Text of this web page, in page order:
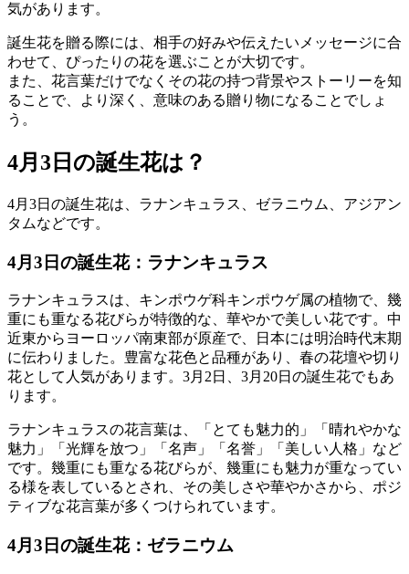
気があります。
誕生花を贈る際には、相手の好みや伝えたいメッセージに合
わせて、ぴったりの花を選ぶことが大切です。
また、花言葉だけでなくその花の持つ背景やストーリーを知
ることで、より深く、意味のある贈り物になることでしょ
う。
4月3日の誕生花は？
4月3日の誕生花は、ラナンキュラス、ゼラニウム、アジアン
タムなどです。
4月3日の誕生花：ラナンキュラス
ラナンキュラスは、キンポウゲ科キンポウゲ属の植物で、幾
重にも重なる花びらが特徴的な、華やかで美しい花です。中
近東からヨーロッパ南東部が原産で、日本には明治時代末期
に伝わりました。豊富な花色と品種があり、春の花壇や切り
花として人気があります。3月2日、3月20日の誕生花でもあ
ります。
ラナンキュラスの花言葉は、「とても魅力的」「晴れやかな
魅力」「光輝を放つ」「名声」「名誉」「美しい人格」など
です。幾重にも重なる花びらが、幾重にも魅力が重なってい
る様を表しているとされ、その美しさや華やかさから、ポジ
ティブな花言葉が多くつけられています。
4月3日の誕生花：ゼラニウム